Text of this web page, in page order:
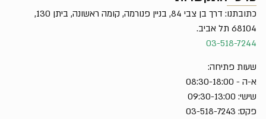
כתובתנו: דרך בן צבי 84, בניין פנורמה, קומה ראשונה, ביתן 130,
68104 תל אביב.
03-518-7244
שעות פתיחה:
א-ה - 08:30-18:00
שישי: 09:30-13:00
פקס: 03-518-7243